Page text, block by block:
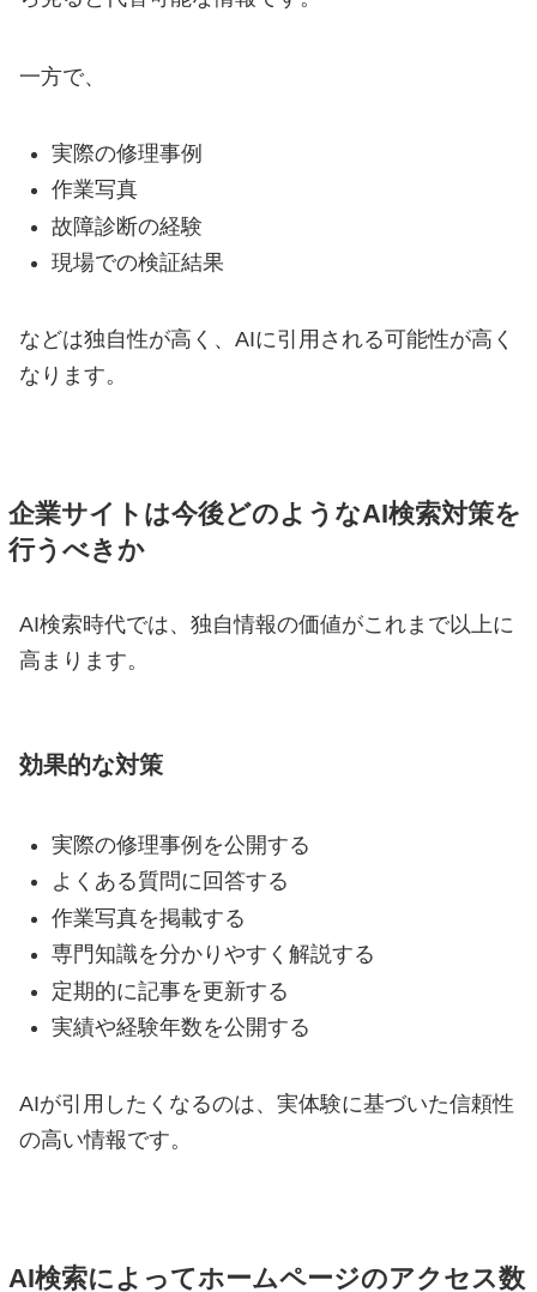
一方で、
実際の修理事例
作業写真
故障診断の経験
現場での検証結果
などは独自性が高く、AIに引用される可能性が高く
なります。
企業サイトは今後どのようなAI検索対策を
行うべきか
AI検索時代では、独自情報の価値がこれまで以上に
高まります。
効果的な対策
実際の修理事例を公開する
よくある質問に回答する
作業写真を掲載する
専門知識を分かりやすく解説する
定期的に記事を更新する
実績や経験年数を公開する
AIが引用したくなるのは、実体験に基づいた信頼性
の高い情報です。
AI検索によってホームページのアクセス数